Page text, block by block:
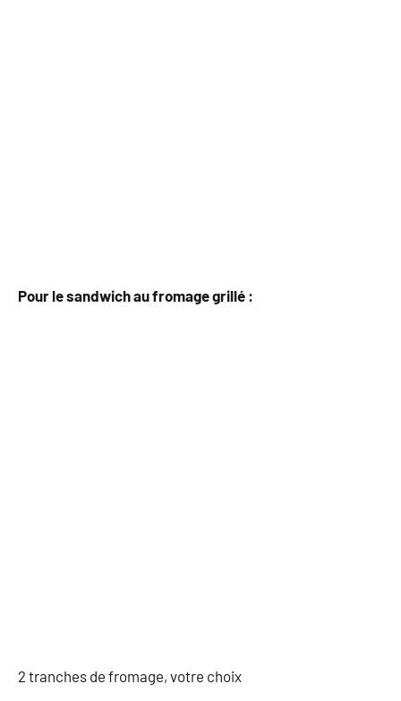
Pour le sandwich au fromage grillé :
2 tranches de fromage, votre choix